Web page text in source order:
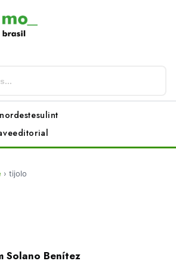
sulint
editorial
› tijolo
Solano Benítez